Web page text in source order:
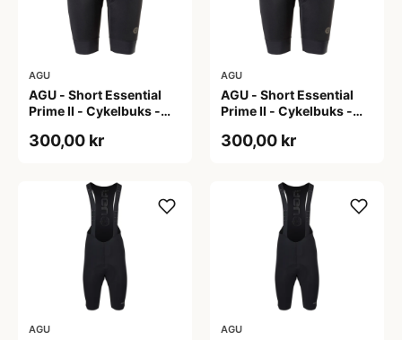
AGU
AGU - Short Essential
Prime II - Cykelbuks -
300,00 kr
AGU
AGU - Short Essential
Prime II - Cykelbuks -
300,00 kr
AGU AGU